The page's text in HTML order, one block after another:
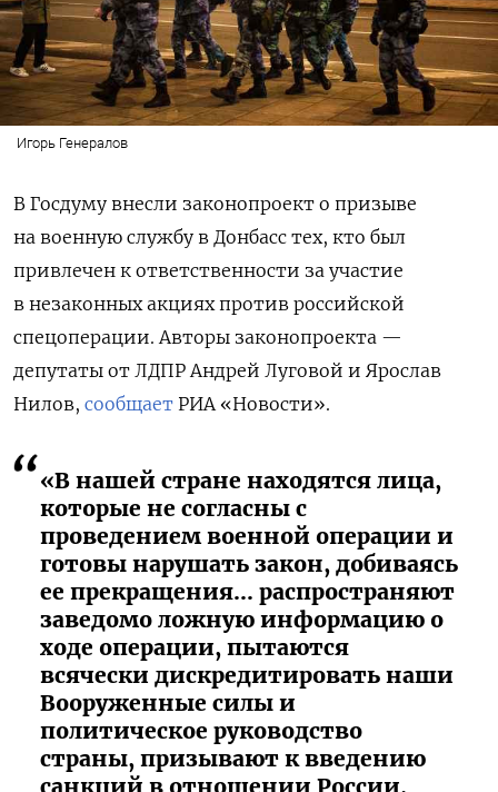
Игорь Генералов
В Госдуму внесли законопроект о призыве
на военную службу в Донбасс тех, кто был
привлечен к ответственности за участие
в незаконных акциях против российской
спецоперации. Авторы законопроекта —
депутаты от ЛДПРАндрей Луговой и Ярослав
Нилов, сообщает РИА «Новости».
«В нашей стране находятся лица,
которые не согласны с
проведением военной операции и
готовы нарушать закон, добиваясь
ее прекращения... распространяют
заведомо ложную информацию о
ходе операции, пытаются
всячески дискредитировать наши
Вооруженные силы и
политическое руководство
страны, призывают к введению
санкций в отношении России,